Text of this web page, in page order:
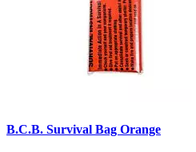
B.C.B. Survival Bag Orange